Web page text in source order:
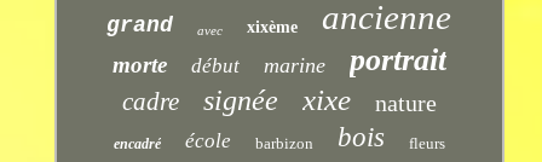
grand avec xixème ancienne
morte début marine portrait
cadre signée xixe nature
encadré école barbizon bois fleurs